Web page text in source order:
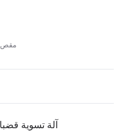
مقص
آلة تسوية